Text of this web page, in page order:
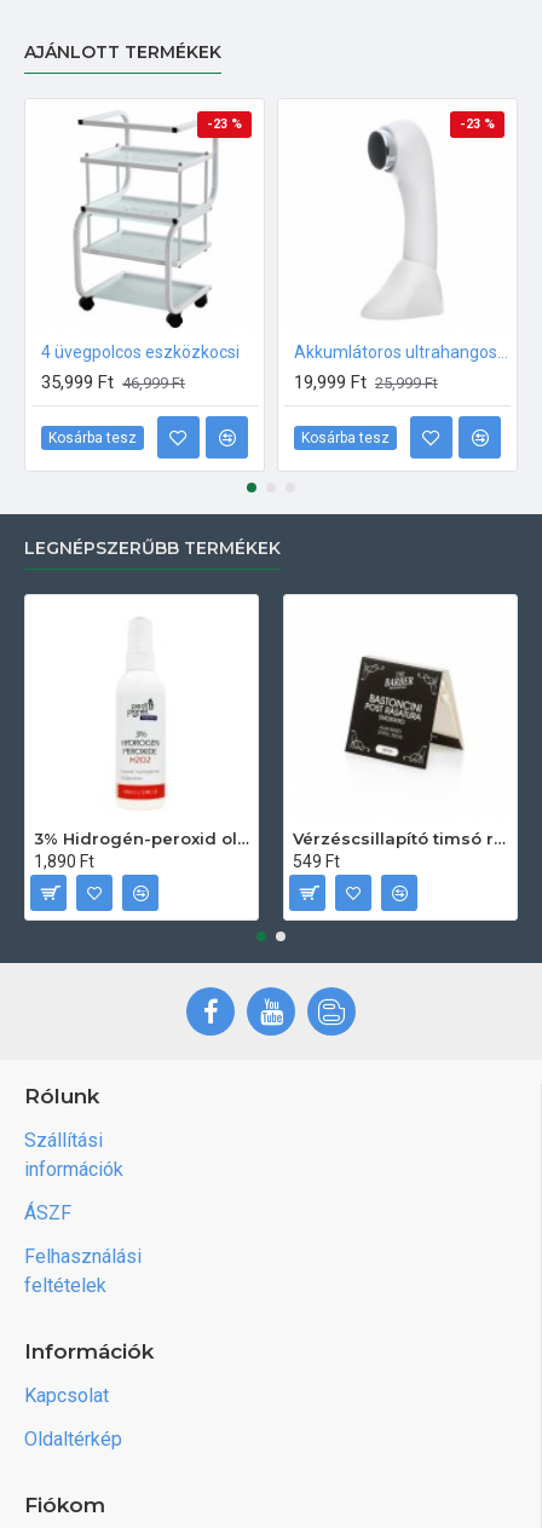
AJÁNLOTT TERMÉKEK
-23 %
4 üvegpolcos eszközkocsi
35,999 Ft 46,999 Ft
Kosárba tesz
-23 %
19,999 Ft 25,999 Ft
Kosárba tesz
LEGNÉPSZERŰBB TERMÉKEK
3% Hidrogén-peroxid oldat (sebfertőtlenítő) 100ml
1,890 Ft
Vérzéscsillapító timsó rúd 20db
549 Ft
Rólunk
Szállítási
információk
ÁSZF
Felhasználási
feltételek
Információk
Kapcsolat
Oldaltérkép
Fiókom